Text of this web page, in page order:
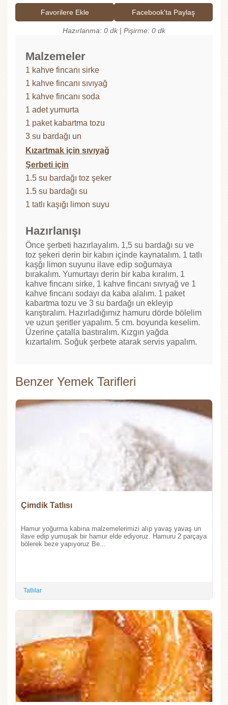
Favorilere Ekle Facebook'ta Paylaş
Hazırlanma: 0 dk | Pişirme: 0 dk
Malzemeler
1 kahve fincanı sirke
1 kahve fincanı sıvıyağ
1 kahve fincanı soda
1 adet yumurta
1 paket kabartma tozu
3 su bardağı un
Kızartmak için sıvıyağ
Şerbeti için
1.5 su bardağı toz şeker
1.5 su bardağı su
1 tatlı kaşığı limon suyu
Hazırlanışı
Önce şerbeti hazırlayalım. 1,5 su bardağı su ve
toz şekeri derin bir kabın içinde kaynatalım. 1 tatlı
kaşğı limon suyunu ilave edip soğumaya
bırakalım. Yumurtayı derin bir kaba kıralım. 1
kahve fincanı sirke, 1 kahve fincanı sıvıyağ ve 1
kahve fincanı sodayı da kaba alalım. 1 paket
kabartma tozu ve 3 su bardağı un ekleyip
karıştıralım. Hazırladığımız hamuru dörde bölelim
ve uzun şeritler yapalım. 5 cm. boyunda keselim.
Üzerine çatalla bastıralım. Kızgın yağda
kızartalım. Soğuk şerbete atarak servis yapalım.
Benzer Yemek Tarifleri
Çimdik Tatlısı
Hamur yoğurma kabına malzemelerimizi alıp yavaş yavaş un
ilave edip yumuşak bir hamur elde ediyoruz. Hamuru 2 parçaya
bölerek beze yapıyoruz Be...
Tatlılar